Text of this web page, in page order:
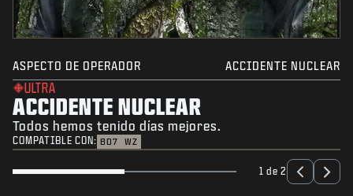
ASPECTO DE OPERADOR ACCIDENTE NUCLEAR
ULTRA
ACCIDENTE NUCLEAR
Todos hemos tenido días mejores.
COMPATIBLE CON: BO7 WZ
1 de 2